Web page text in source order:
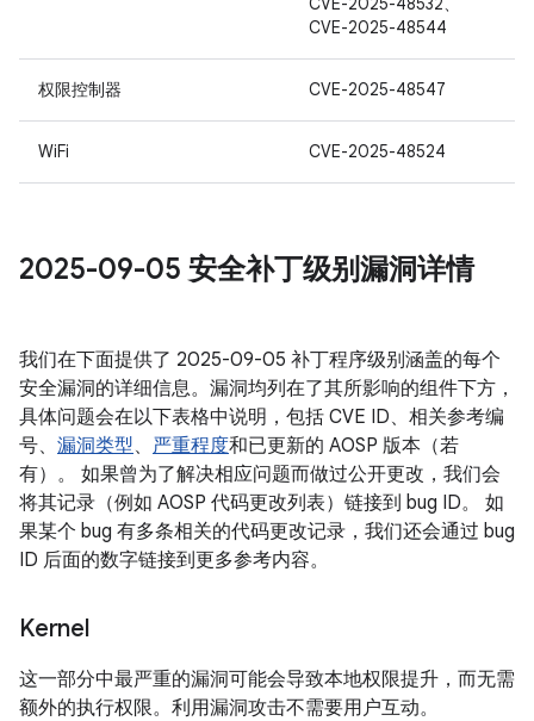
CVE-2025-48544
权限控制器 CVE-2025-48547
WiFi CVE-2025-48524
2025-09-05 安全补丁级别漏洞详情
我们在下面提供了 2025-09-05 补丁程序级别涵盖的每个
安全漏洞的详细信息。漏洞均列在了其所影响的组件下方，
具体问题会在以下表格中说明，包括 CVE ID、相关参考编
号、 漏洞类型、 严重程度和已更新的 AOSP 版本（若
有）。 如果曾为了解决相应问题而做过公开更改，我们会
将其记录（例如 AOSP 代码更改列表）链接到 bug ID。 如
果某个 bug 有多条相关的代码更改记录，我们还会通过 bug
ID 后面的数字链接到更多参考内容。
Kernel
这一部分中最严重的漏洞可能会导致本地权限提升，而无需
额外的执行权限。利用漏洞攻击不需要用户互动。